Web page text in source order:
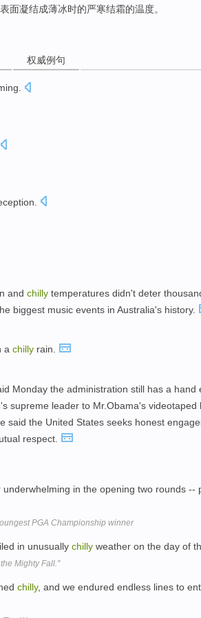
面凝结成薄冰时的严寒结霜的温度。
权威例句
and chilly temperatures didn't deter
biggest music events in Australia's history.
a chilly rain.
Monday the administration still has a hand
supreme leader to Mr.Obama's videotaped
said the United States seeks honest
respect.
in the opening two rounds --
PGA Championship winner
in unusually chilly weather on the day of
Mighty Fall.''
chilly, and we endured endless lines to